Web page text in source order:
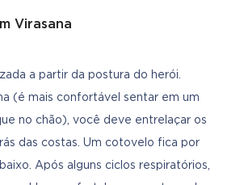
Virasana
a partir da postura do herói.
(é mais confortável sentar em um
no chão), você deve entrelaçar os
das costas. Um cotovelo fica por
Após alguns ciclos respiratórios,